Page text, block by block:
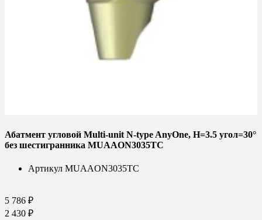
Абатмент угловой Multi-unit N-type AnyOne, H=3.5 угол=30°
без шестигранника MUAAON3035TC
Артикул MUAAON3035TC
5 786 ₽
2 430 ₽